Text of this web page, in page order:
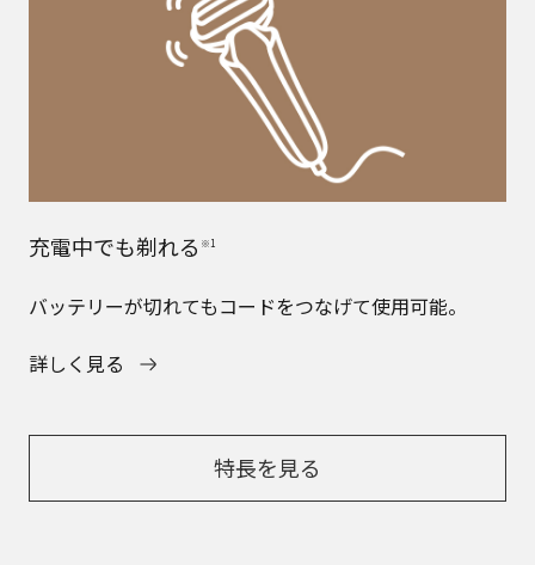
充電中でも剃れる ※1
バッテリーが切れてもコードをつなげて使用可能。
詳しく見る
特長を見る